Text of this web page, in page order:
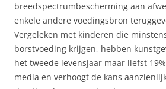
breedspectrumbescherming aan
enkele andere voedingsbron
Vergeleken met kinderen die
borstvoeding krijgen, hebben
het tweede levensjaar maar liefst
media en verhoogt de kans